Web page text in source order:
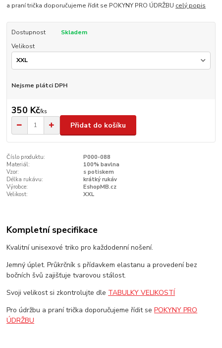
a praní trička doporučujeme řídit se POKYNY PRO ÚDRŽBU celý popis
Dostupnost
Skladem
Velikost
Nejsme plátci DPH
350 Kč/ks
Přidat do košíku
Číslo produktu:
P000-088
Materiál:
100% bavlna
Vzor:
s potiskem
Délka rukávu:
krátký rukáv
Výrobce:
EshopMB.cz
Velikost:
XXL
Kompletní specifikace
Kvalitní unisexové triko pro každodenní nošení.
Jemný úplet. Průkrčník s přídavkem elastanu a provedení bez
bočních švů zajišťuje tvarovou stálost.
Svoji velikost si zkontrolujte dle TABULKY VELIKOSTÍ
Pro údržbu a praní trička doporučujeme řídit sePOKYNY PRO
ÚDRŽBU